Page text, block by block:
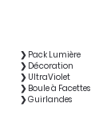
❯ Pack Lumière
❯ Décoration
❯ UltraViolet
❯ Boule à Facettes
❯ Guirlandes